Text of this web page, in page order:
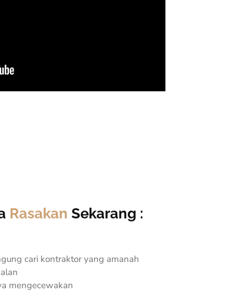
Rasakan Sekarang :
cari kontraktor yang amanah
mengecewakan